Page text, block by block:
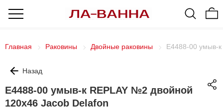
Главная Раковины Двойные раковины E4488-00 умыв-
Назад
E4488-00 умыв-к REPLAY №2 двойной
120х46 Jacob Delafon